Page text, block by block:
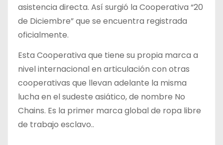
asistencia directa. Así surgió la Cooperativa “20
de Diciembre” que se encuentra registrada
oficialmente.
Esta Cooperativa que tiene su propia marca a
nivel internacional en articulación con otras
cooperativas que llevan adelante la misma
lucha en el sudeste asiático, de nombre No
Chains. Es la primer marca global de ropa libre
de trabajo esclavo..